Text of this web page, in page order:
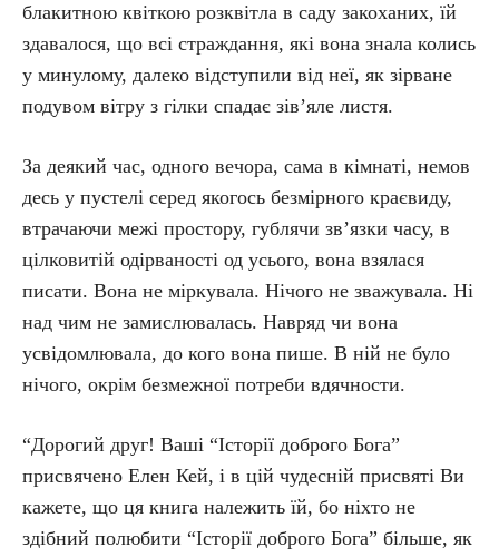
блакитною квіткою розквітла в саду закоханих, їй
здавалося, що всі страждання, які вона знала колись
у минулому, далеко відступили від неї, як зірване
подувом вітру з гілки спадає зів’яле листя.
За деякий час, одного вечора, сама в кімнаті, немов
десь у пустелі серед якогось безмірного краєвиду,
втрачаючи межі простору, гублячи зв’язки часу, в
цілковитій одірваності од усього, вона взялася
писати. Вона не міркувала. Нічого не зважувала. Ні
над чим не замислювалась. Навряд чи вона
усвідомлювала, до кого вона пише. В ній не було
нічого, окрім безмежної потреби вдячности.
“Дорогий друг! Ваші “Історії доброго Бога”
присвячено Елен Кей, і в цій чудесній присвяті Ви
кажете, що ця книга належить їй, бо ніхто не
здібний полюбити “Історії доброго Бога” більше, як